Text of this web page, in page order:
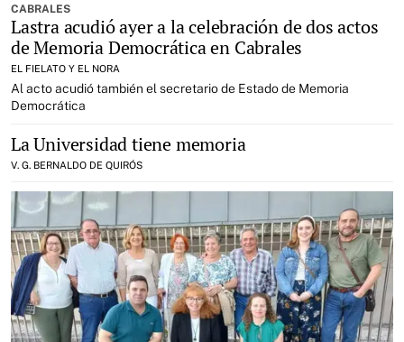
CABRALES
Lastra acudió ayer a la celebración de dos actos
de Memoria Democrática en Cabrales
EL FIELATO Y EL NORA
Al acto acudió también el secretario de Estado de Memoria
Democrática
La Universidad tiene memoria
V. G. BERNALDO DE QUIRÓS